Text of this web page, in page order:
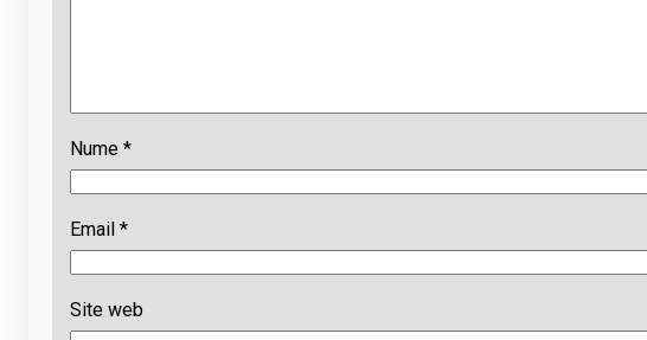
Nume *
Email *
Site web